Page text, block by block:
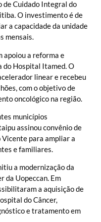
de Cuidado Integral do
O investimento é de
a capacidade da unidade
mensais.
apoiou a reforma e
do Hospital Itamed. O
linear e recebeu
com o objetivo de
oncológico na região.
municípios
assinou convênio de
Vicente para ampliar a
e familiares.
a modernização da
da Uopeccan. Em
a aquisição de
do Câncer,
e tratamento em